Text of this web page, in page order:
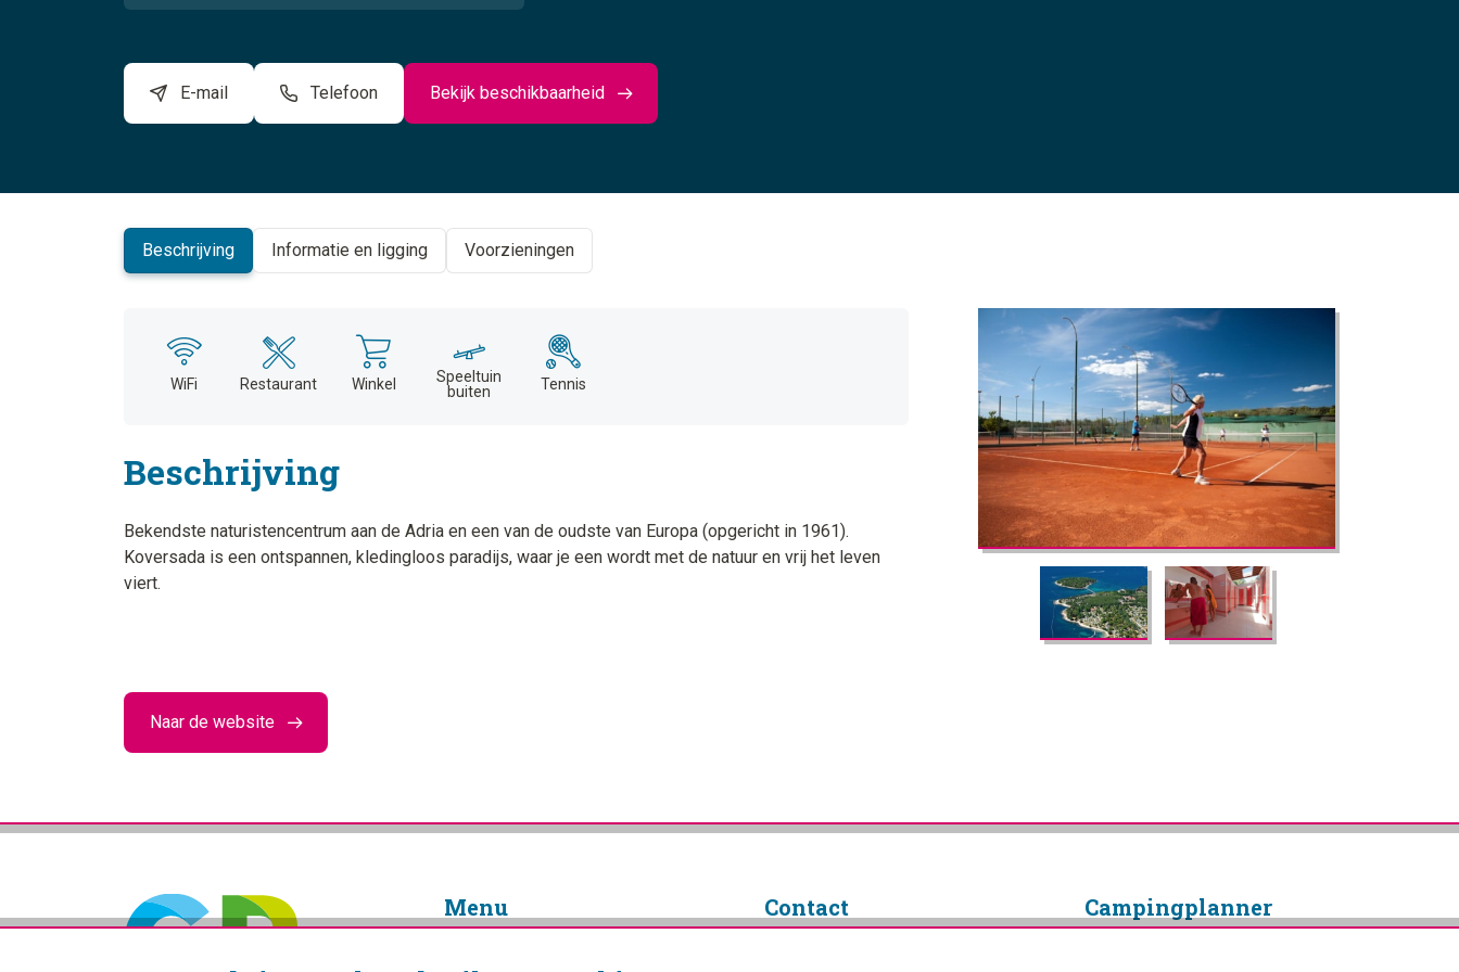
E-mail Telefoon Bekijk beschikbaarheid
Beschrijving Informatie en ligging Voorzieningen
WiFi Restaurant Winkel
Speeltuin
buiten
Tennis
Beschrijving
Bekendste naturistencentrum aan de Adria en een van de oudste van Europa (opgericht in 1961).
Koversada is een ontspannen, kledingloos paradijs, waar je een wordt met de natuur en vrij het leven
viert.
Naar de website
Menu Contact Camping­planner